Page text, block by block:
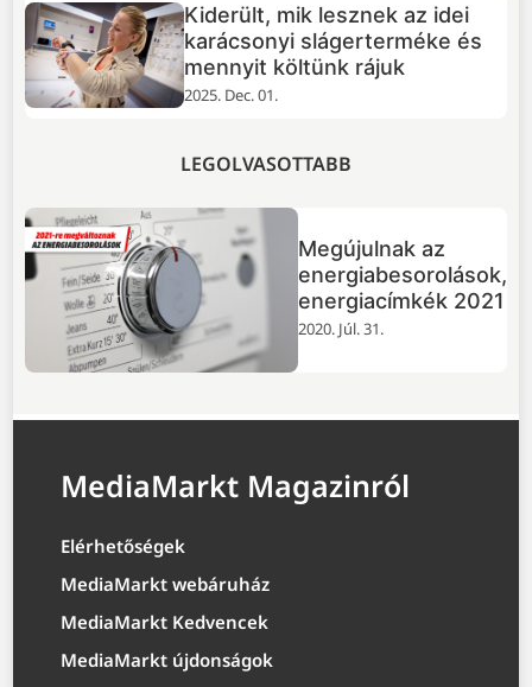
Kiderült, mik lesznek az idei
karácsonyi slágerterméke és
mennyit költünk rájuk
2025. Dec. 01.
LEGOLVASOTTABB
Megújulnak az
energiabesorolások,
energiacímkék 2021
2020. Júl. 31.
MediaMarkt Magazinról
Elérhetőségek
MediaMarkt webáruház
MediaMarkt Kedvencek
MediaMarkt újdonságok